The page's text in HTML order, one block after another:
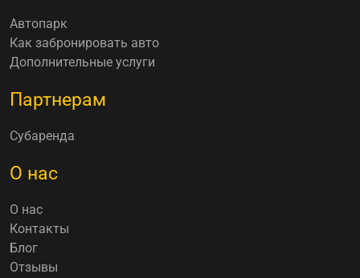
Автопарк
Как забронировать авто
Дополнительные услуги
Партнерам
Субаренда
О нас
О нас
Контакты
Блог
Отзывы